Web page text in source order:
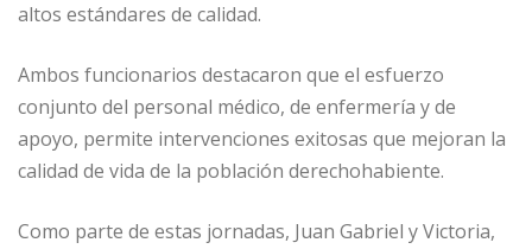
altos estándares de calidad.
Ambos funcionarios destacaron que el esfuerzo
conjunto del personal médico, de enfermería y de
apoyo, permite intervenciones exitosas que mejoran la
calidad de vida de la población derechohabiente.
Como parte de estas jornadas, Juan Gabriel y Victoria,